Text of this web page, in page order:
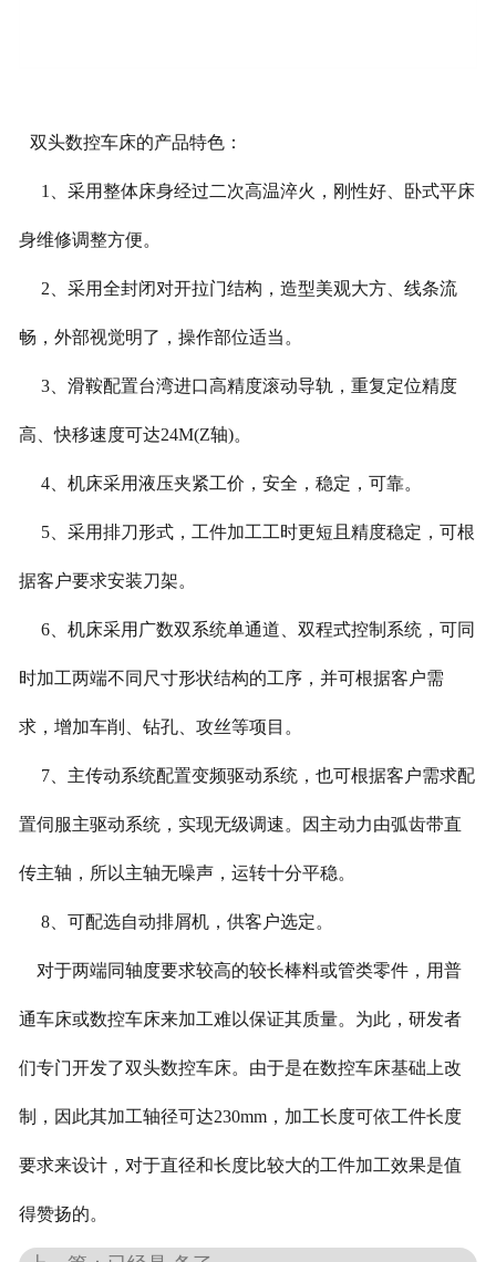
双头数控车床的产品特色：
1、采用整体床身经过二次高温淬火，刚性好、卧式平床
身维修调整方便。
2、采用全封闭对开拉门结构，造型美观大方、线条流
畅，外部视觉明了，操作部位适当。
3、滑鞍配置台湾进口高精度滚动导轨，重复定位精度
高、快移速度可达24M(Z轴)。
4、机床采用液压夹紧工价，安全，稳定，可靠。
5、采用排刀形式，工件加工工时更短且精度稳定，可根
据客户要求安装刀架。
6、机床采用广数双系统单通道、双程式控制系统，可同
时加工两端不同尺寸形状结构的工序，并可根据客户需
求，增加车削、钻孔、攻丝等项目。
7、主传动系统配置变频驱动系统，也可根据客户需求配
置伺服主驱动系统，实现无级调速。因主动力由弧齿带直
传主轴，所以主轴无噪声，运转十分平稳。
8、可配选自动排屑机，供客户选定。
对于两端同轴度要求较高的较长棒料或管类零件，用普
通车床或数控车床来加工难以保证其质量。为此，研发者
们专门开发了双头数控车床。由于是在数控车床基础上改
制，因此其加工轴径可达230mm，加工长度可依工件长度
要求来设计，对于直径和长度比较大的工件加工效果是值
得赞扬的。